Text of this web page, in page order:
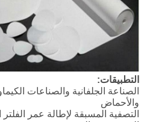
التطبيقات:
الصناعة الجلفانية والصناعات
والأحماض
التصفية المسبقة لإطالة عمر